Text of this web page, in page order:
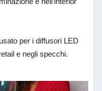
per i diffusori LED
e negli specchi.